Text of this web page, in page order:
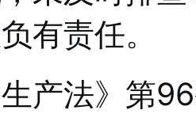
有责任。
产法》第